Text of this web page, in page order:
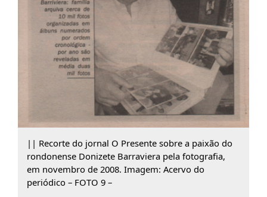
|| Recorte do jornal O Presente sobre a paixão do
rondonense Donizete Barraviera pela fotografia,
em novembro de 2008. Imagem: Acervo do
periódico – FOTO 9 –